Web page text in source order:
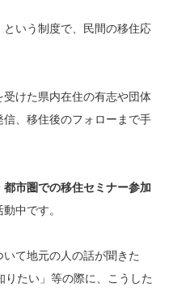
という制度で、民間の移住応
けた県内在住の有志や団体
、移住後のフォローまで手
都市圏での移住セミナー参加
中です。
て地元の人の話が聞きた
たい」等の際に、こうした